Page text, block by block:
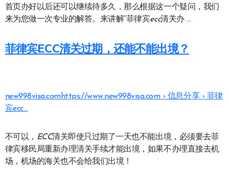
首页办好以后还可以继续待多久，那么根据这一个疑问，我们
来为您做一次专业的解答。来讲解“菲律宾ecc清关办 …
菲律宾ECC清关过期，还能不能出境？
new998visa.comhttps://www.new998visa.com › 信息分享 › 菲律
宾ecc…
不可以， ECC清关即使只过期了一天也不能出境，必须要去菲
律宾移民局重新办理清关手续才能出境，如果不办理直接去机
场，机场的海关也不会给我们出境！